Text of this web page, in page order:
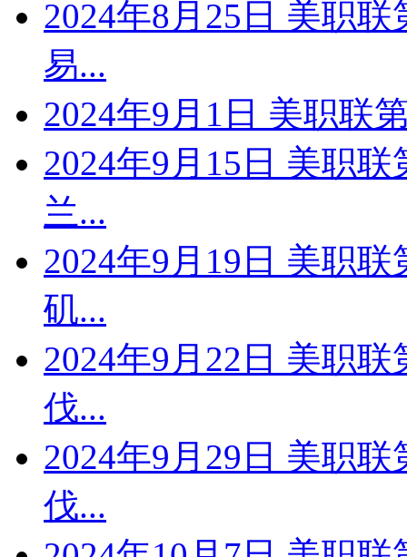
2024年8月25日 美职
易...
2024年9月1日 美职联
2024年9月15日 美职
兰...
2024年9月19日 美职
矶...
2024年9月22日 美职
伐...
2024年9月29日 美职
伐...